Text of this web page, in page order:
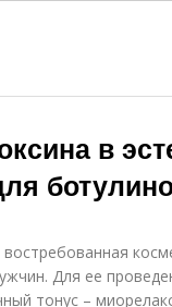
в
Для ее
тонус –